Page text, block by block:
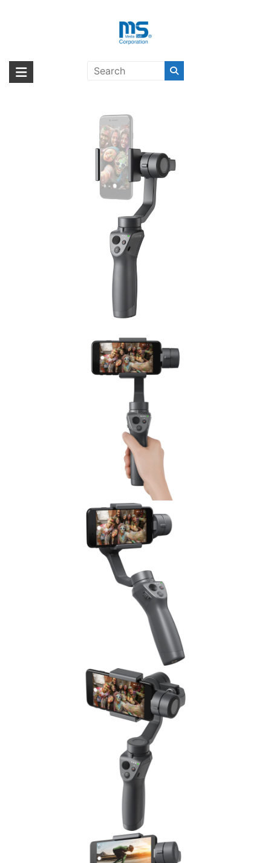
海外輸入ブランド商品｜株式会社
海外事業部が取り揃えている海外輸入商品には、日本では珍しい「海外ブ
ランド」をはじめ「ユニークな商品」「機能的な商品」「コストパフォー
MOBILE 2〔ディージェイアイ〕